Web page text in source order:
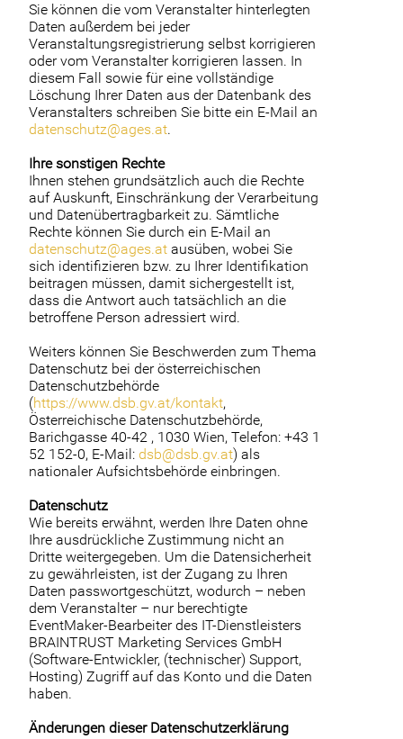
Sie können die vom Veranstalter hinterlegten
Daten außerdem bei jeder
Veranstaltungsregistrierung selbst korrigieren
oder vom Veranstalter korrigieren lassen. In
diesem Fall sowie für eine vollständige
Löschung Ihrer Daten aus der Datenbank des
Veranstalters schreiben Sie bitte ein E-Mail an
datenschutz@ages.at.
Ihre sonstigen Rechte
Ihnen stehen grundsätzlich auch die Rechte
auf Auskunft, Einschränkung der Verarbeitung
und Datenübertragbarkeit zu. Sämtliche
Rechte können Sie durch ein E-Mail an
datenschutz@ages.at ausüben, wobei Sie
sich identifizieren bzw. zu Ihrer Identifikation
beitragen müssen, damit sichergestellt ist,
dass die Antwort auch tatsächlich an die
betroffene Person adressiert wird.
Weiters können Sie Beschwerden zum Thema
Datenschutz bei der österreichischen
Datenschutzbehörde
(https://www.dsb.gv.at/kontakt,
Österreichische Datenschutzbehörde,
Barichgasse 40-42 , 1030 Wien, Telefon: +43 1
52 152-0, E-Mail: dsb@dsb.gv.at) als
nationaler Aufsichtsbehörde einbringen.
Datenschutz
Wie bereits erwähnt, werden Ihre Daten ohne
Ihre ausdrückliche Zustimmung nicht an
Dritte weitergegeben. Um die Datensicherheit
zu gewährleisten, ist der Zugang zu Ihren
Daten passwortgeschützt, wodurch – neben
dem Veranstalter – nur berechtigte
EventMaker-Bearbeiter des IT-Dienstleisters
BRAINTRUST Marketing Services GmbH
(Software-Entwickler, (technischer) Support,
Hosting) Zugriff auf das Konto und die Daten
haben.
Änderungen dieser Datenschutzerklärung